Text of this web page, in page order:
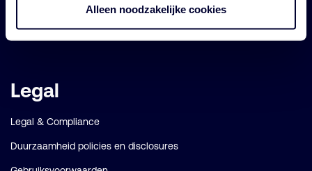
Alleen noodzakelijke cookies
Legal
Legal & Compliance
Duurzaamheid policies en disclosures